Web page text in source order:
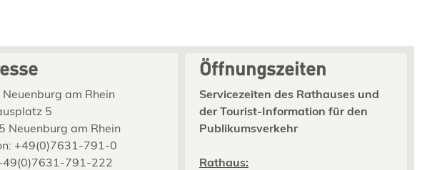
am Rhein
5
Neuenburg am Rhein
+49(0)7631-791-0
791-222
Öffnungszeiten
Servicezeiten des Rathauses und
der Tourist-Information für den
Publikumsverkehr
Rathaus: